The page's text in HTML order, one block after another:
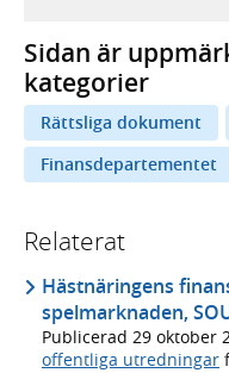
Sidan är
kategorier
Rättsliga dokument
Finansdepartementet
Relaterat
Hästnäringens
spelmarknaden,
Publicerad 29 oktober
offentliga utredningar